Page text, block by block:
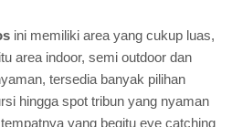
ini memiliki area yang cukup luas,
area indoor, semi outdoor dan
tersedia banyak pilihan
hingga spot tribun yang nyaman
yang begitu eye catching